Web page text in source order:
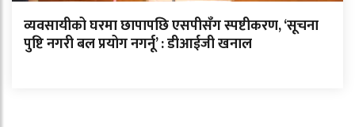
व्यवसायीको घरमा छापापछि एसपीसँग स्पष्टीकरण, ‘सूचना
पुष्टि नगरी बल प्रयोग नगर्नू’ : डीआईजी खनाल